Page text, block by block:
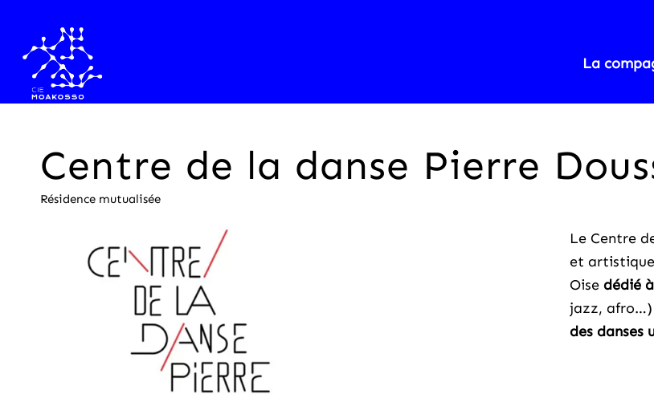
La
Centre de la danse Pierre
Résidence mutualisée
Le Centre
et artistique
Oisedédié
jazz,
des danses